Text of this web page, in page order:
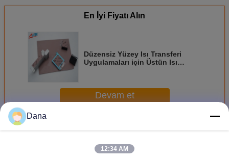
En İyi Fiyatı Alın
Düzensiz Yüzey Isı Transferi
Uygulamaları için Üstün Isı
Dolgusu
Devam et
Daha
Dana
12:34 AM